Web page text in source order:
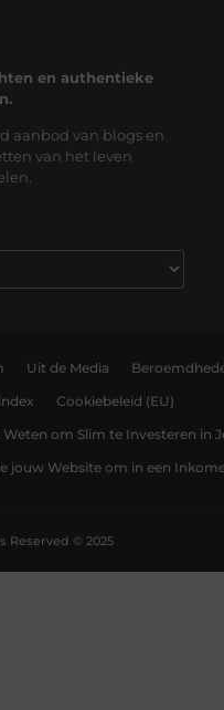
en authentieke
aanbod van blogs en
van het leven
Uit de Media
Cookiebeleid (EU)
om Slim te Investeren in
jouw Website om in een
Reserved © 2025